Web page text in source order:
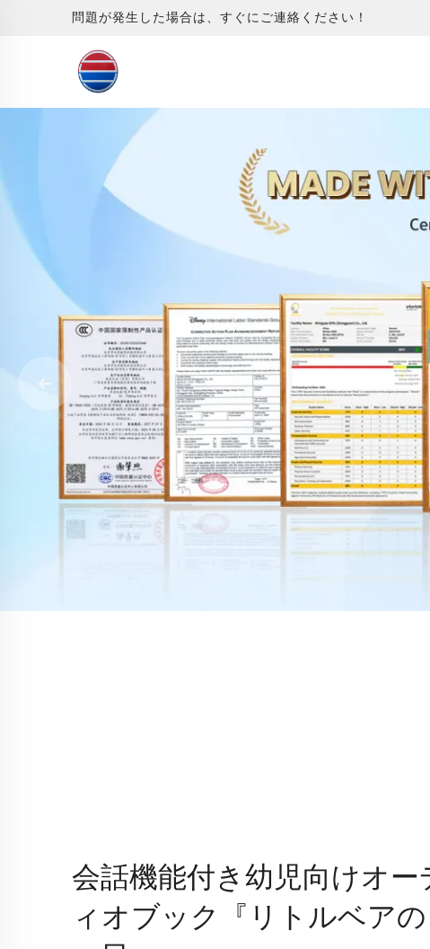
問題が発生した場合は、すぐにご連絡ください！
パンダ型知育音声おもちゃ
携帯電話（6ヶ月〜3歳向け）